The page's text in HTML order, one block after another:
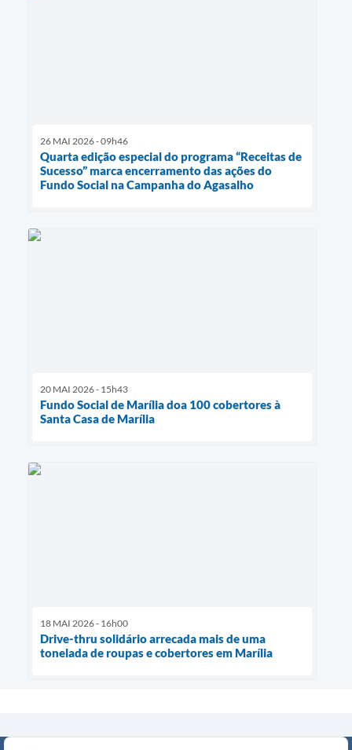
26 MAI 2026 - 09h46
Quarta edição especial do programa “Receitas de
Sucesso” marca encerramento das ações do
Fundo Social na Campanha do Agasalho
20 MAI 2026 - 15h43
Fundo Social de Marília doa 100 cobertores à
Santa Casa de Marília
18 MAI 2026 - 16h00
Drive-thru solidário arrecada mais de uma
tonelada de roupas e cobertores em Marília